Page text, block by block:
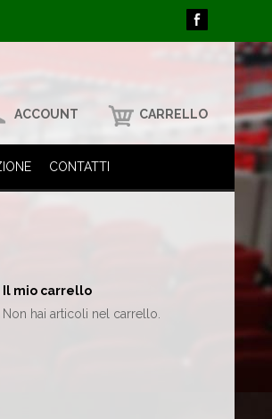
ACCOUNT CARRELLO
CONTATTI
Il mio carrello
Non hai articoli nel carrello.